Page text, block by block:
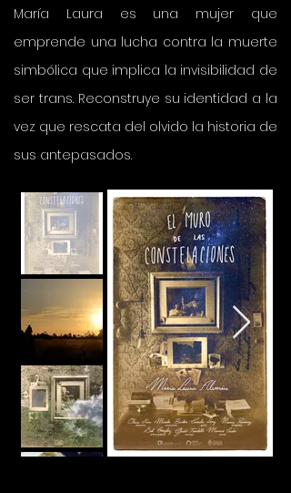
María Laura es una mujer que
emprende una lucha contra la muerte
simbólica que implica la invisibilidad de
ser trans. Reconstruye su identidad a la
vez que rescata del olvido la historia de
sus antepasados.